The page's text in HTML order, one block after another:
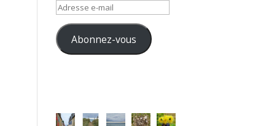
Adresse
mail Abonnez-vous